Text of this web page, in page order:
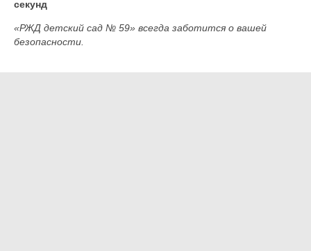
секунд
«РЖД детский сад № 59» всегда заботится о вашей
безопасности.